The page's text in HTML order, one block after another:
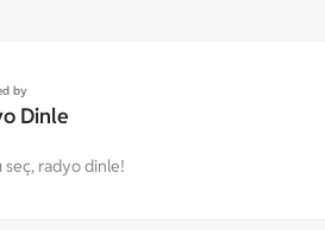
by
Dinle
seç, radyo dinle!